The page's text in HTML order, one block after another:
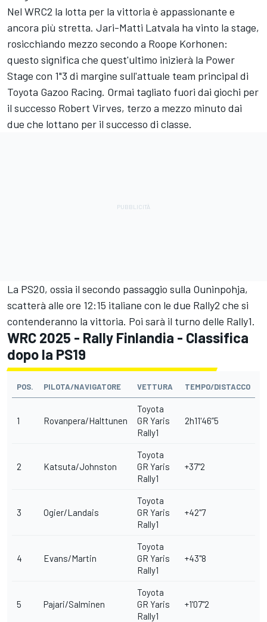
Nel WRC2 la lotta per la vittoria è appassionante e
ancora più stretta. Jari-Matti Latvala ha vinto la stage,
rosicchiando mezzo secondo a Roope Korhonen:
questo significa che quest'ultimo inizierà la Power
Stage con 1"3 di margine sull'attuale team principal di
Toyota Gazoo Racing. Ormai tagliato fuori dai giochi per
il successo Robert Virves, terzo a mezzo minuto dai
due che lottano per il successo di classe.
La PS20, ossia il secondo passaggio sulla Ouninpohja,
scatterà alle ore 12:15 italiane con le due Rally2 che si
contenderanno la vittoria. Poi sarà il turno delle Rally1.
WRC 2025 - Rally Finlandia - Classifica
dopo la PS19
POS. PILOTA/NAVIGATORE VETTURA TEMPO/DISTACCO
1 Rovanpera/Halttunen
Toyota
GR Yaris
Rally1
2h11'46”5
2 Katsuta/Johnston
Toyota
GR Yaris
Rally1
+37"2
3 Ogier/Landais
Toyota
GR Yaris
Rally1
+42"7
4 Evans/Martin
Toyota
GR Yaris
Rally1
+43"8
5 Pajari/Salminen
Toyota
GR Yaris
Rally1
+1'07"2